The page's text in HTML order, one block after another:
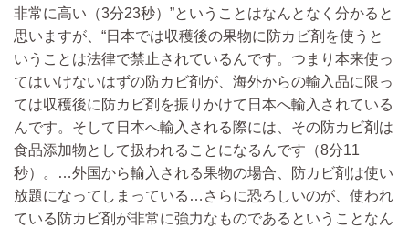
非常に高い（3分23秒）”ということはなんとなく分かると
思いますが、“日本では収穫後の果物に防カビ剤を使うと
いうことは法律で禁止されているんです。つまり本来使っ
てはいけないはずの防カビ剤が、海外からの輸入品に限っ
ては収穫後に防カビ剤を振りかけて日本へ輸入されている
んです。そして日本へ輸入される際には、その防カビ剤は
食品添加物として扱われることになるんです（8分11
秒）。…外国から輸入される果物の場合、防カビ剤は使い
放題になってしまっている…さらに恐ろしいのが、使われ
ている防カビ剤が非常に強力なものであるということなん